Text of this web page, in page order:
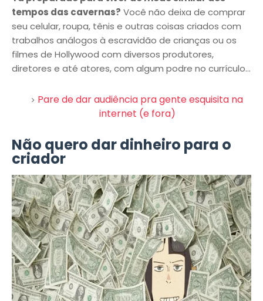
tempos das cavernas? Você não deixa de comprar
seu celular, roupa, tênis e outras coisas criados com
trabalhos análogos à escravidão de crianças ou os
filmes de Hollywood com diversos produtores,
diretores e até atores, com algum podre no currículo...
Pare de dar audiência pra gente esquisita na
internet (e fora)
Não quero dar dinheiro para o
criador